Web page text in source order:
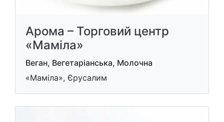
Арома – Торговий центр
«Маміла»
Веган, Вегетаріанська, Молочна
«Маміла», Єрусалим